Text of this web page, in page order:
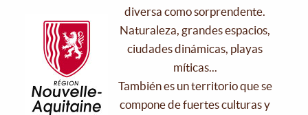
diversa como sorprendente.
Naturaleza, grandes espacios,
ciudades dinámicas, playas
míticas...
También es un territorio que se
compone de fuertes culturas y